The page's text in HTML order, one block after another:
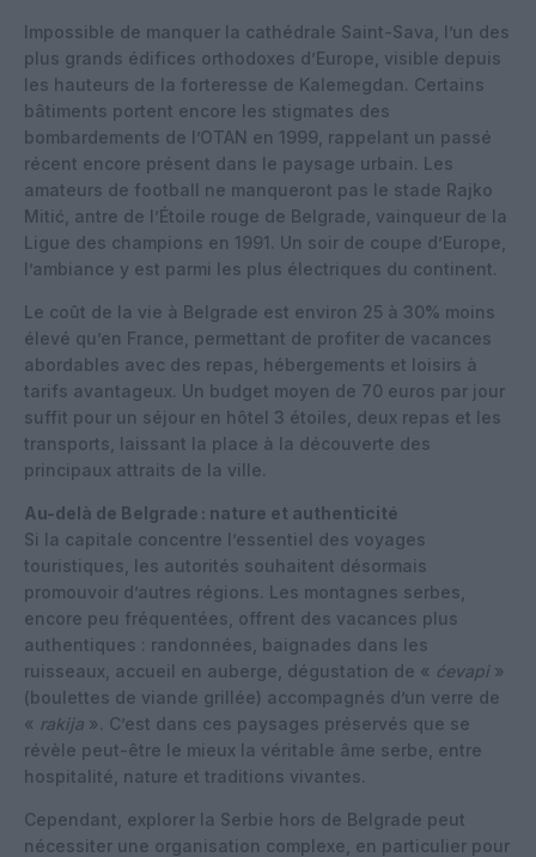
Impossible de manquer la cathédrale Saint-Sava, l’un des
plus grands édifices orthodoxes d’Europe, visible depuis
les hauteurs de la forteresse de Kalemegdan. Certains
bâtiments portent encore les stigmates des
bombardements de l’OTAN en 1999, rappelant un passé
récent encore présent dans le paysage urbain. Les
amateurs de football ne manqueront pas le stade Rajko
Mitić, antre de l’Étoile rouge de Belgrade, vainqueur de la
Ligue des champions en 1991. Un soir de coupe d’Europe,
l’ambiance y est parmi les plus électriques du continent.
Le coût de la vie à Belgrade est environ 25 à 30% moins
élevé qu’en France, permettant de profiter de vacances
abordables avec des repas, hébergements et loisirs à
tarifs avantageux. Un budget moyen de 70 euros par jour
suffit pour un séjour en hôtel 3 étoiles, deux repas et les
transports, laissant la place à la découverte des
principaux attraits de la ville.
Au-delà de Belgrade : nature et authenticité
Si la capitale concentre l’essentiel des voyages
touristiques, les autorités souhaitent désormais
promouvoir d’autres régions. Les montagnes serbes,
encore peu fréquentées, offrent des vacances plus
authentiques : randonnées, baignades dans les
ruisseaux, accueil en auberge, dégustation de « ćevapi»
(boulettes de viande grillée) accompagnés d’un verre de
« rakija ». C’est dans ces paysages préservés que se
révèle peut-être le mieux la véritable âme serbe, entre
hospitalité, nature et traditions vivantes.
Cependant, explorer la Serbie hors de Belgrade peut
nécessiter une organisation complexe, en particulier pour